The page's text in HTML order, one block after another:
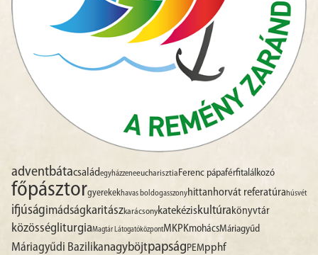
adventbátacsaládegyházzeneeucharisztiaFerenc pápaférfitalálkozó
főpásztorgyerekekhavas boldogasszonyhittanhorvát referatúrahúsvét
ifjúságimádságkaritászkarácsonykatekéziskultúrakönyvtár
közösségliturgiaMagtár LátogatóközpontMKPKmohácsMáriagyűd
Máriagyűdi BazilikanagyböjtpapságPEMpphf